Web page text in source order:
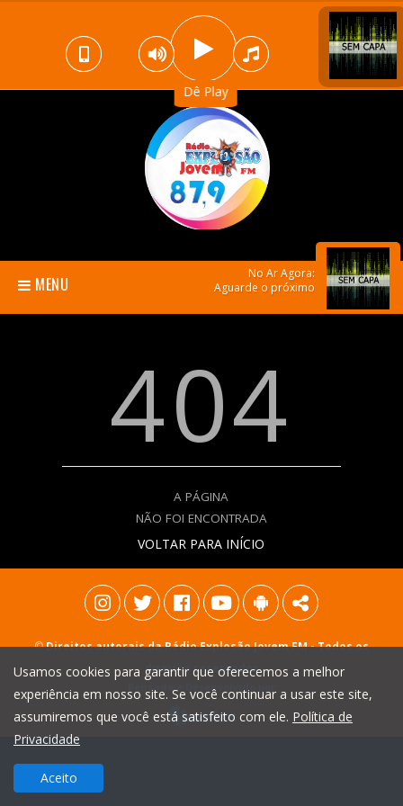
Dê Play
MENU
No Ar Agora:
Aguarde o próximo
404
A PÁGINA
NÃO FOI ENCONTRADA
VOLTAR PARA INÍCIO
©Direitos autorais da Rádio Explosão Jovem FM- Todos os
direitos reservados
Pensado e Desenvolvido por:
Aceito
Usamos cookies para garantir que oferecemos a melhor
experiência em nosso site. Se você continuar a usar este site,
assumiremos que você está satisfeito com ele. Política de
Privacidade